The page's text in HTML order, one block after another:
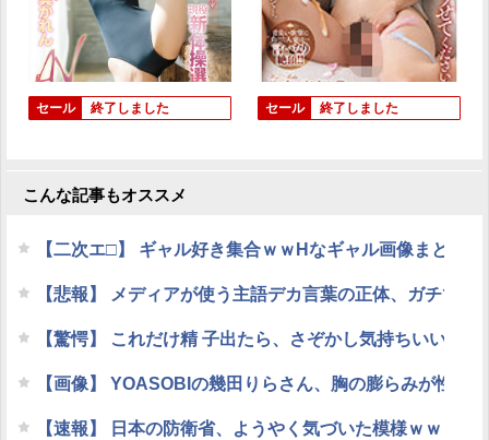
セール 終了しました セール 終了しました
こんな記事もオススメ
【二次エ□】 ギャル好き集合ｗｗHなギャル画像まとめ
【悲報】 メディアが使う主語デカ言葉の正体、ガチでこ
【驚愕】 これだけ精 子出たら、さぞかし気持ちいいだ
【画像】 YOASOBIの幾田りらさん、胸の膨らみが性的
【速報】 日本の防衛省、ようやく気づいた模様ｗｗｗｗ